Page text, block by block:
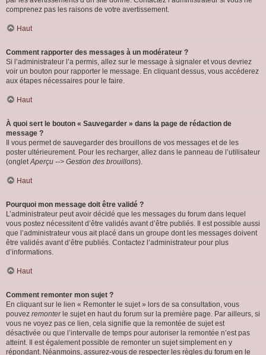
comprenez pas les raisons de votre avertissement.
Haut
Comment rapporter des messages à un modérateur ?
Si l’administrateur l’a permis, allez sur le message à signaler et vous devriez
voir un bouton pour rapporter le message. En cliquant dessus, vous accéderez
aux étapes nécessaires pour le faire.
Haut
À quoi sert le bouton « Sauvegarder » dans la page de rédaction de
message ?
Il vous permet de sauvegarder des brouillons de vos messages et de les
poster ultérieurement. Pour les recharger, allez dans le panneau de l’utilisateur
(ongletAperçu --> Gestion des brouillons).
Haut
Pourquoi mon message doit être validé ?
L’administrateur peut avoir décidé que les messages du forum dans lequel
vous postez nécessitent d’être validés avant d’être publiés. Il est possible aussi
que l’administrateur vous ait placé dans un groupe dont les messages doivent
être validés avant d’être publiés. Contactez l’administrateur pour plus
d’informations.
Haut
Comment remonter mon sujet ?
En cliquant sur le lien « Remonter le sujet » lors de sa consultation, vous
pouvez remonterle sujet en haut du forum sur la première page. Par ailleurs, si
vous ne voyez pas ce lien, cela signifie que la remontée de sujet est
désactivée ou que l’intervalle de temps pour autoriser la remontée n’est pas
atteint. Il est également possible de remonter un sujet simplement en y
répondant. Néanmoins, assurez-vous de respecter les règles du forum en le